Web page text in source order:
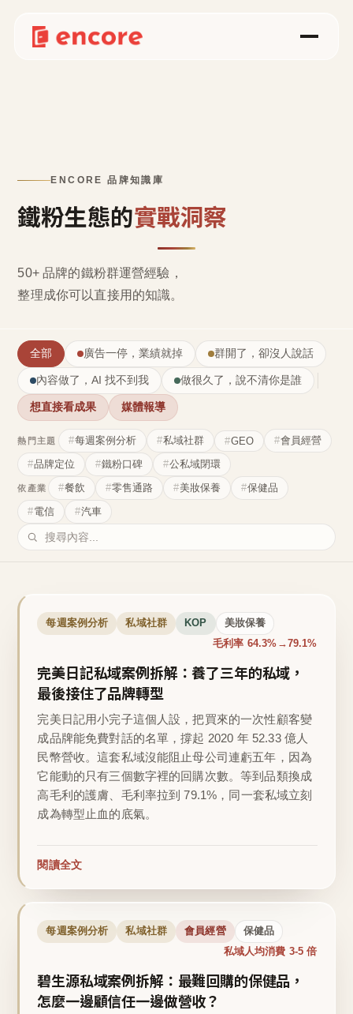
ENCORE 品牌知識庫
鐵粉生態的實戰洞察
50+ 品牌的鐵粉群運營經驗，
整理成你可以直接用的知識。
全部 廣告一停，業績就掉 群開了，卻沒人說話
內容做了，AI 找不到我 做很久了，說不清你是誰
想直接看成果 媒體報導
熱門主題 每週案例分析 私域社群 GEO
會員經營
品牌定位
鐵粉口碑 公私域閉環
依產業 餐飲 零售通路 美妝保養
保健品
電信
汽車
每週案例分析 私域社群 KOP 美妝保養
毛利率 64.3%→79.1%
完美日記私域案例拆解：養了三年的私域，
最後接住了品牌轉型
完美日記用小完子這個人設，把買來的一次性顧客變
成品牌能免費對話的名單，撐起 2020 年 52.33 億人
民幣營收。這套私域沒能阻止母公司連虧五年，因為
它能動的只有三個數字裡的回購次數。等到品類換成
高毛利的護膚、毛利率拉到 79.1%，同一套私域立刻
成為轉型止血的底氣。
閱讀全文
每週案例分析 私域社群 會員經營 保健品
私域人均消費 3-5 倍
碧生源私域案例拆解：最難回購的保健品，
怎麼一邊顧信任一邊做營收？